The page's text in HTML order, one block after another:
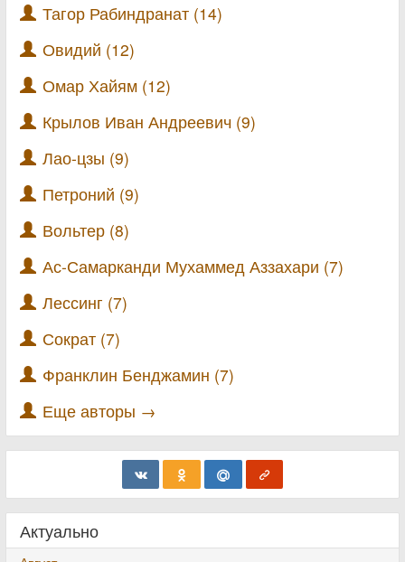
Тагор Рабиндранат (14)
Овидий (12)
Омар Хайям (12)
Крылов Иван Андреевич (9)
Лао-цзы (9)
Петроний (9)
Вольтер (8)
Ас-Самарканди Мухаммед Аззахари (7)
Лессинг (7)
Сократ (7)
Франклин Бенджамин (7)
Еще авторы →
Актуально